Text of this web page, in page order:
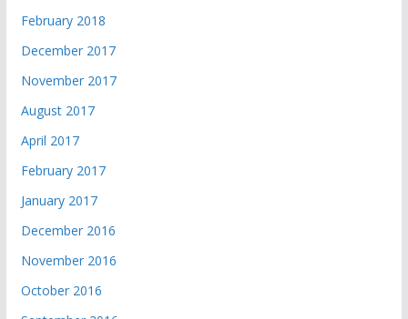
February 2018
December 2017
November 2017
August 2017
April 2017
February 2017
January 2017
December 2016
November 2016
October 2016